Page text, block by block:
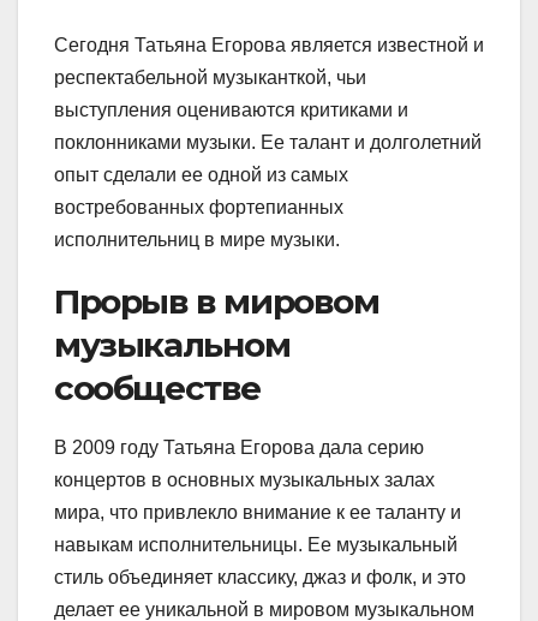
Сегодня Татьяна Егорова является известной и
респектабельной музыканткой, чьи
выступления оцениваются критиками и
поклонниками музыки. Ее талант и долголетний
опыт сделали ее одной из самых
востребованных фортепианных
исполнительниц в мире музыки.
Прорыв в мировом
музыкальном
сообществе
В 2009 году Татьяна Егорова дала серию
концертов в основных музыкальных залах
мира, что привлекло внимание к ее таланту и
навыкам исполнительницы. Ее музыкальный
стиль объединяет классику, джаз и фолк, и это
делает ее уникальной в мировом музыкальном